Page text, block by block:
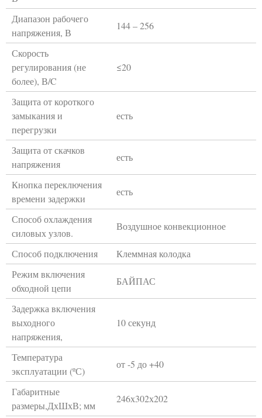
Диапазон рабочего
напряжения, В
144 – 256
Скорость
регулирования (не
более), В/C
≤20
Защита от короткого
замыкания и
перегрузки
есть
Защита от скачков
напряжения
есть
Кнопка переключения
времени задержки
есть
Способ охлаждения
силовых узлов.
Воздушное конвекционное
Способ подключения
Клеммная колодка
Режим включения
обходной цепи
БАЙПАС
Задержка включения
выходного
напряжения,
10 секунд
Температура
эксплуатации (ºС)
от -5 до +40
Габаритные
размеры,ДхШхВ; мм
246х302х202